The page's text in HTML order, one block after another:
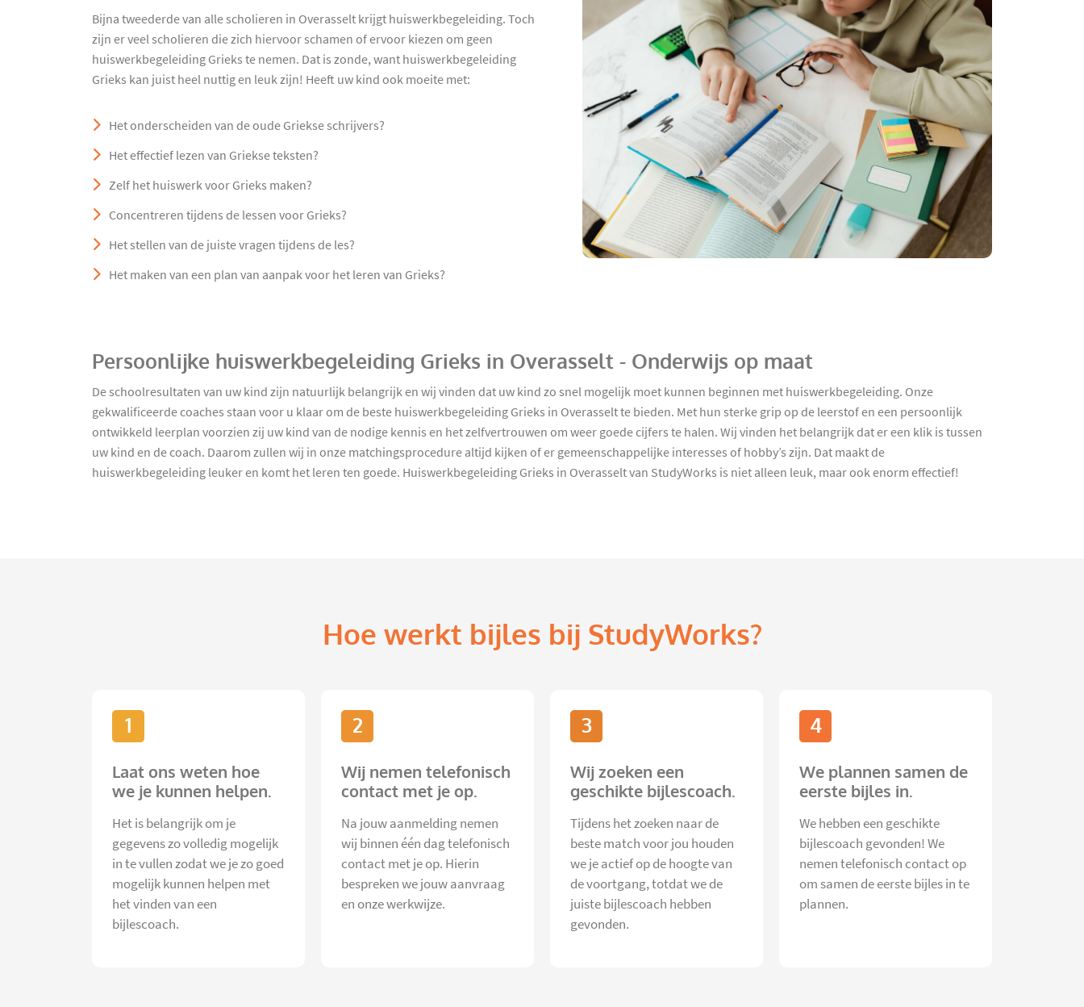
Bijna tweederde van alle scholieren in Overasselt krijgt huiswerkbegeleiding. Toch
zijn er veel scholieren die zich hiervoor schamen of ervoor kiezen om geen
huiswerkbegeleiding Grieks te nemen. Dat is zonde, want huiswerkbegeleiding
Grieks kan juist heel nuttig en leuk zijn! Heeft uw kind ook moeite met:
Het onderscheiden van de oude Griekse schrijvers?
Het effectief lezen van Griekse teksten?
Zelf het huiswerk voor Grieks maken?
Concentreren tijdens de lessen voor Grieks?
Het stellen van de juiste vragen tijdens de les?
Het maken van een plan van aanpak voor het leren van Grieks?
Persoonlijke huiswerkbegeleiding Grieks in Overasselt - Onderwijs op maat
De schoolresultaten van uw kind zijn natuurlijk belangrijk en wij vinden dat uw kind zo snel mogelijk moet kunnen beginnen met huiswerkbegeleiding. Onze
gekwalificeerde coaches staan voor u klaar om de beste huiswerkbegeleiding Grieks in Overasselt te bieden. Met hun sterke grip op de leerstof en een persoonlijk
ontwikkeld leerplan voorzien zij uw kind van de nodige kennis en het zelfvertrouwen om weer goede cijfers te halen. Wij vinden het belangrijk dat er een klik is tussen
uw kind en de coach. Daarom zullen wij in onze matchingsprocedure altijd kijken of er gemeenschappelijke interesses of hobby’s zijn. Dat maakt de
huiswerkbegeleiding leuker en komt het leren ten goede. Huiswerkbegeleiding Grieks in Overasselt van StudyWorks is niet alleen leuk, maar ook enorm effectief!
Hoe werkt bijles bij StudyWorks?
1
Laat ons weten hoe
we je kunnen helpen.
Het is belangrijk om je
gegevens zo volledig mogelijk
in te vullen zodat we je zo goed
mogelijk kunnen helpen met
het vinden van een
bijlescoach.
2
Wij nemen telefonisch
contact met je op.
Na jouw aanmelding nemen
wij binnen één dag telefonisch
contact met je op. Hierin
bespreken we jouw aanvraag
en onze werkwijze.
3
Wij zoeken een
geschikte bijlescoach.
Tijdens het zoeken naar de
beste match voor jou houden
we je actief op de hoogte van
de voortgang, totdat we de
juiste bijlescoach hebben
gevonden.
4
We plannen samen de
eerste bijles in.
We hebben een geschikte
bijlescoach gevonden! We
nemen telefonisch contact op
om samen de eerste bijles in te
plannen.